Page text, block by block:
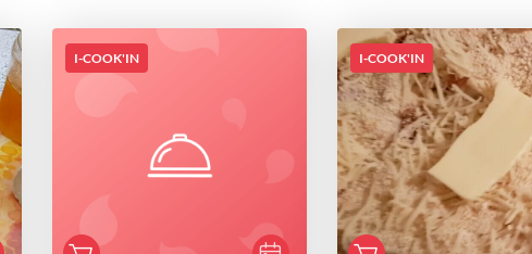
I-COOK'IN I-COOK'IN